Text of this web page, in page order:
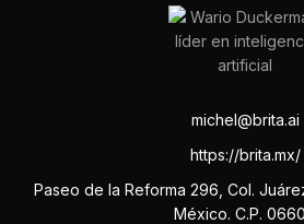
michel@brita.ai
https://brita.mx/
Paseo de la Reforma 296, Col.
México. C.P.